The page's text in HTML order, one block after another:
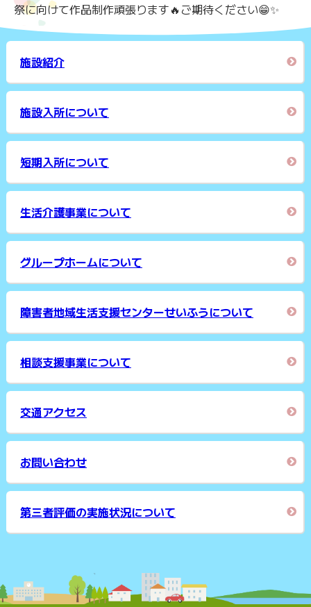
祭に向けて作品制作頑張ります🔥ご期待ください😁✨
施設紹介
施設入所について
短期入所について
生活介護事業について
グループホームについて
障害者地域生活支援センターせいふうについて
相談支援事業について
交通アクセス
お問い合わせ
第三者評価の実施状況について